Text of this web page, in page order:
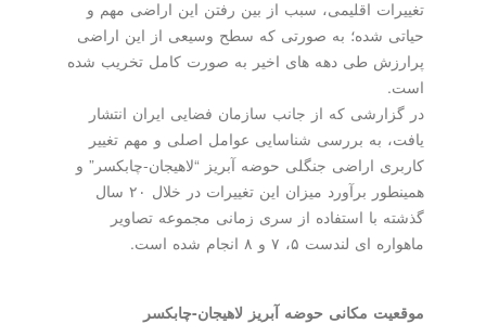
تغییرات اقلیمی، سبب از بین رفتن این اراضی مهم و
حیاتی شده؛ به صورتی که سطح وسیعی از این اراضی
پرارزش طی دهه های اخیر به صورت کامل تخریب شده
در گزارشی که از جانب سازمان فضایی ایران انتشار
یافت، به بررسی شناسایی عوامل اصلی و مهم تغییر
کاربری اراضی جنگلی حوضه آبریز “لاهیجان-چابکسر” و
همینطور برآورد میزان این تغییرات در خلال ۲۰ سال
گذشته با استفاده از سری زمانی مجموعه تصاویر
ماهواره ای لندست ۵، ۷ و ۸ انجام شده است.
موقعیت مکانی حوضه آبریز لاهیجان-چابکسر